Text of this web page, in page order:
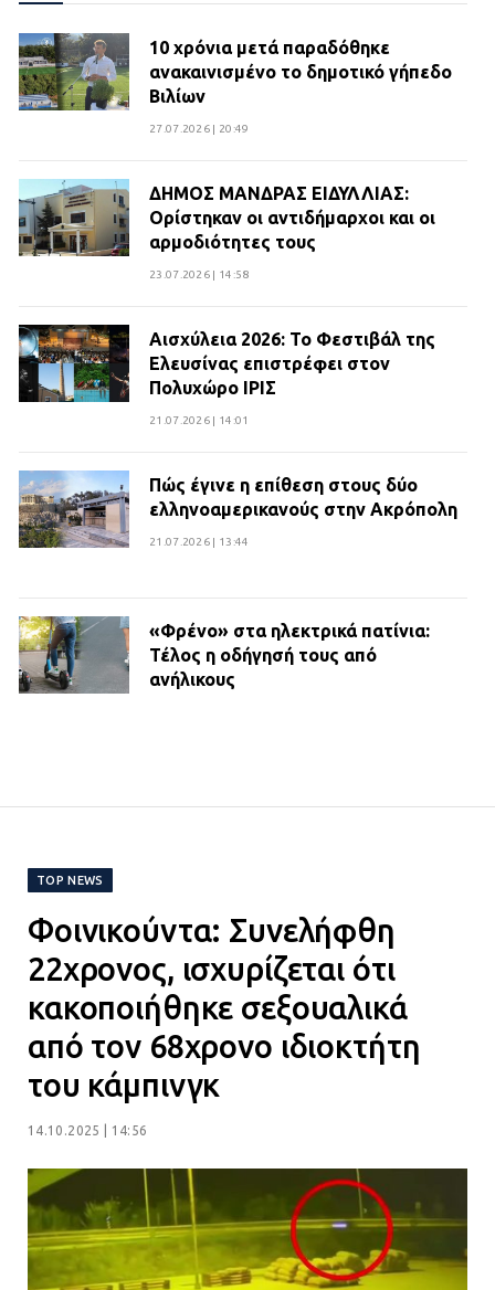
10 χρόνια μετά παραδόθηκε
ανακαινισμένο το δημοτικό γήπεδο
Βιλίων
27.07.2026 | 20:49
ΔΗΜΟΣ ΜΑΝΔΡΑΣ ΕΙΔΥΛΛΙΑΣ:
Ορίστηκαν οι αντιδήμαρχοι και οι
αρμοδιότητες τους
23.07.2026 | 14:58
Αισχύλεια 2026: Το Φεστιβάλ της
Ελευσίνας επιστρέφει στον
Πολυχώρο ΙΡΙΣ
21.07.2026 | 14:01
Πώς έγινε η επίθεση στους δύο
ελληνοαμερικανούς στην Ακρόπολη
21.07.2026 | 13:44
«Φρένο» στα ηλεκτρικά πατίνια:
Τέλος η οδήγησή τους από
ανήλικους
Βριλήσσια: Αυτοκίνητο έσπασε
τζαμαρία και μπήκε μέσα σε μαγαζί
13.07.2026 | 21:32
Η Οινόη αποκτά μια νέα, σύγχρονη
και ασφαλή παιδική χαρά
Τηλεφωνικές απάτες με λεία
130.000 ευρώ στην Αττική
13.07.2026 | 20:44
TOP NEWS
Φοινικούντα: Συνελήφθη
22χρονος, ισχυρίζεται ότι
κακοποιήθηκε σεξουαλικά
από τον 68χρονο ιδιοκτήτη
του κάμπινγκ
14.10.2025 | 14:56